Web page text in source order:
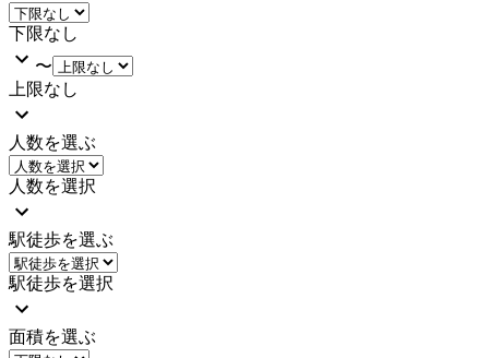
下限なし
〜
上限なし
人数を選ぶ
人数を選択
駅徒歩を選ぶ
駅徒歩を選択
面積を選ぶ